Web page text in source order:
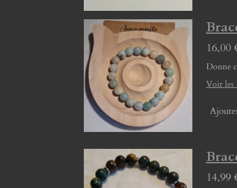
16,00
Donne
Voir les
14,99